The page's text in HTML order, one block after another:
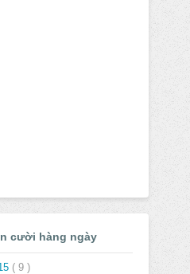
cười hàng ngày
( 9 )